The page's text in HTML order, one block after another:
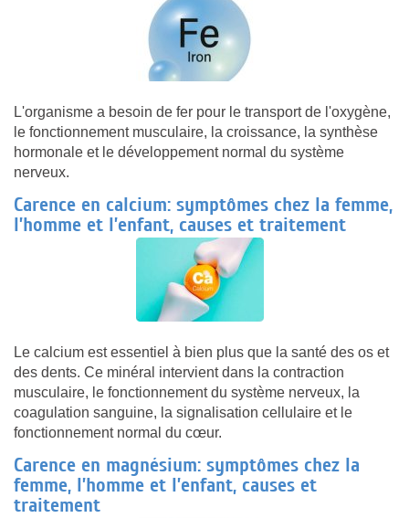
L'organisme a besoin de fer pour le transport de l'oxygène,
le fonctionnement musculaire, la croissance, la synthèse
hormonale et le développement normal du système
nerveux.
Carence en calcium: symptômes chez la femme,
l’homme et l’enfant, causes et traitement
Le calcium est essentiel à bien plus que la santé des os et
des dents. Ce minéral intervient dans la contraction
musculaire, le fonctionnement du système nerveux, la
coagulation sanguine, la signalisation cellulaire et le
fonctionnement normal du cœur.
Carence en magnésium: symptômes chez la
femme, l’homme et l’enfant, causes et
traitement